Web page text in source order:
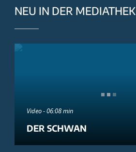
NEU IN DER MEDIATHEK
Video - 06:08 min
DER SCHWAN